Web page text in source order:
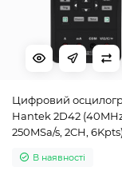
Цифровий
Hantek 2D42
250MSa/s, 2CH, 6Kpts)
В наявності